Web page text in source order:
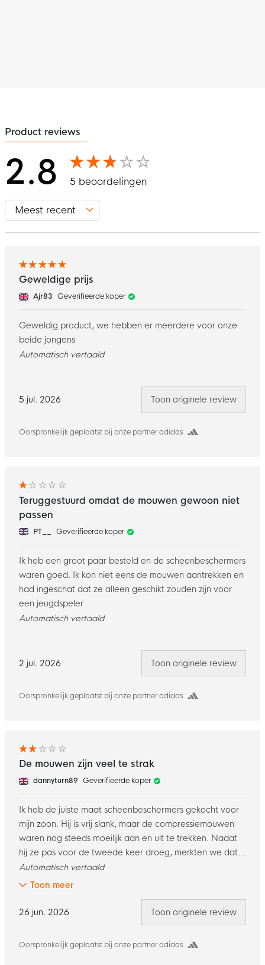
Product reviews
2.8 5 beoordelingen
5 jul. 2026
Oorspronkelijk geplaatst bij onze partner adidas
Geweldige prijs
Ajr83 Geverifieerde koper
Geweldig product, we hebben er meerdere voor onze
beide jongens
Automatisch vertaald
Toon originele review
2 jul. 2026
Oorspronkelijk geplaatst bij onze partner adidas
Teruggestuurd omdat de mouwen gewoon niet
passen
PT__ Geverifieerde koper
Ik heb een groot paar besteld en de scheenbeschermers
waren goed. Ik kon niet eens de mouwen aantrekken en
had ingeschat dat ze alleen geschikt zouden zijn voor
een jeugdspeler
Automatisch vertaald
Toon originele review
26 jun. 2026
Oorspronkelijk geplaatst bij onze partner adidas
De mouwen zijn veel te strak
dannyturn89 Geverifieerde koper
Ik heb de juiste maat scheenbeschermers gekocht voor
mijn zoon. Hij is vrij slank, maar de compressiemouwen
waren nog steeds moeilijk aan en uit te trekken. Nadat
hij ze pas voor de tweede keer droeg, merkten we dat
een van de mouwen langs de achternaad was
gespleten toen hij zijn sokken en scheenbeschermers
De scheenbeschermers zelf zijn van goede kwaliteit, wat
het echt jammer maakt dat de mouwen het product in
Toon meer
Automatisch vertaald
Toon originele review